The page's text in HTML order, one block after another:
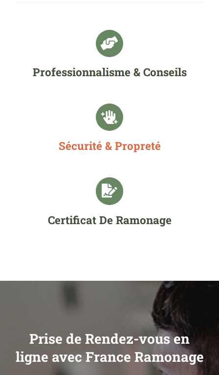
Professionnalisme & Conseils
Sécurité & Propreté
Certificat De Ramonage
Prise de Rendez-vous en
ligne avec France Ramonage